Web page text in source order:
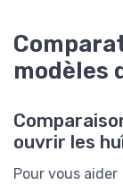
modèles
ouvrir les
Pour vous